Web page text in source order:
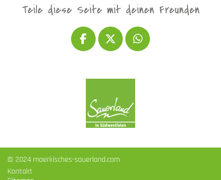
Teile diese Seite mit deinen Freunden
© 2024 maerkisches-sauerland.com
Kontakt